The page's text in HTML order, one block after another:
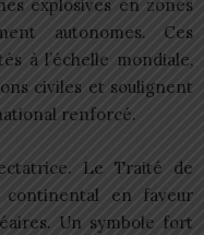
explosives en zones
autonomes. Ces
à l’échelle mondiale,
civiles et soulignent
renforcé.
Le Traité de
continental en faveur
Un symbole fort